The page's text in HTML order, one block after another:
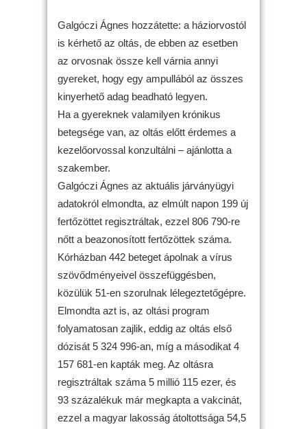
Galgóczi Ágnes hozzátette: a háziorvostól
is kérhető az oltás, de ebben az esetben
az orvosnak össze kell várnia annyi
gyereket, hogy egy ampullából az összes
kinyerhető adag beadható legyen.
Ha a gyereknek valamilyen krónikus
betegsége van, az oltás előtt érdemes a
kezelőorvossal konzultálni – ajánlotta a
szakember.
Galgóczi Ágnes az aktuális járványügyi
adatokról elmondta, az elmúlt napon 199 új
fertőzöttet regisztráltak, ezzel 806 790-re
nőtt a beazonosított fertőzöttek száma.
Kórházban 442 beteget ápolnak a vírus
szövődményeivel összefüggésben,
közülük 51-en szorulnak lélegeztetőgépre.
Elmondta azt is, az oltási program
folyamatosan zajlik, eddig az oltás első
dózisát 5 324 996-an, míg a másodikat 4
157 681-en kapták meg. Az oltásra
regisztráltak száma 5 millió 115 ezer, és
93 százalékuk már megkapta a vakcinát,
ezzel a magyar lakosság átoltottsága 54,5